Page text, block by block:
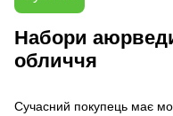
Набори
обличчя
Сучасний покупець має